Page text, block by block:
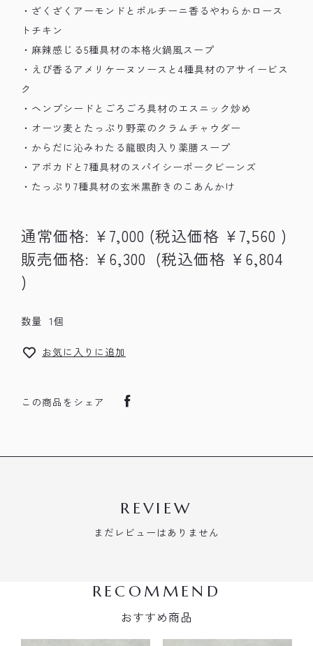
・ざくざくアーモンドとポルチーニ香るやわらかロース
トチキン
・麻辣感じる5種具材の本格火鍋風スープ
・えび香るアメリケーヌソースと4種具材のアサイービス
ク
・ヘンプシードとごろごろ具材のエスニック炒め
・オーツ麦とたっぷり野菜のクラムチャウダー
・からだに沁みわたる龍眼肉入り薬膳スープ
・アボカドと7種具材のスパイシーポークビーンズ
・たっぷり7種具材の玄米黒酢きのこあんかけ
通常価格: ¥7,000 (税込価格 ¥7,560 )
販売価格: ¥6,300 (税込価格 ¥6,804
)
数量 1個
お気に入りに追加
この商品をシェア
REVIEW
まだレビューはありません
RECOMMEND
おすすめ商品